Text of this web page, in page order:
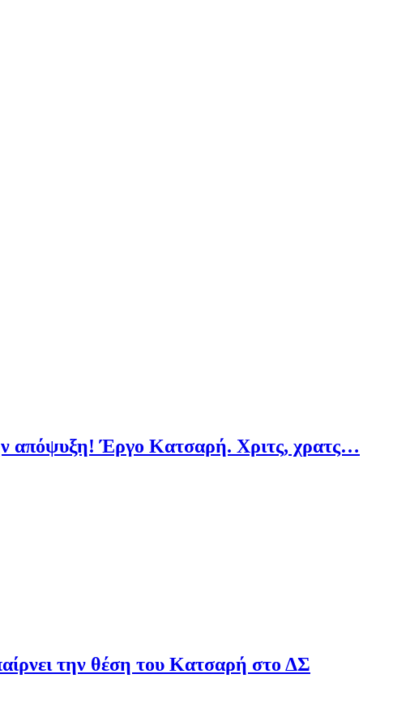
απόψυξη! Έργο Κατσαρή. Χριτς, χρατς…
την θέση του Κατσαρή στο ΔΣ